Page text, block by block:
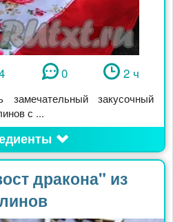
0 2 ч
замечательный закусочный
с ...
дракона" из